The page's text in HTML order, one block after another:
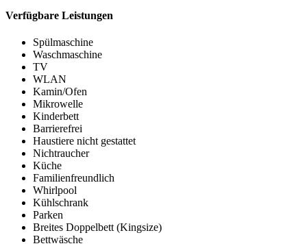
Verfügbare Leistungen
Spülmaschine
Waschmaschine
TV
WLAN
Kamin/Ofen
Mikrowelle
Kinderbett
Barrierefrei
Haustiere nicht gestattet
Nichtraucher
Küche
Familienfreundlich
Whirlpool
Kühlschrank
Parken
Breites Doppelbett (Kingsize)
Bettwäsche